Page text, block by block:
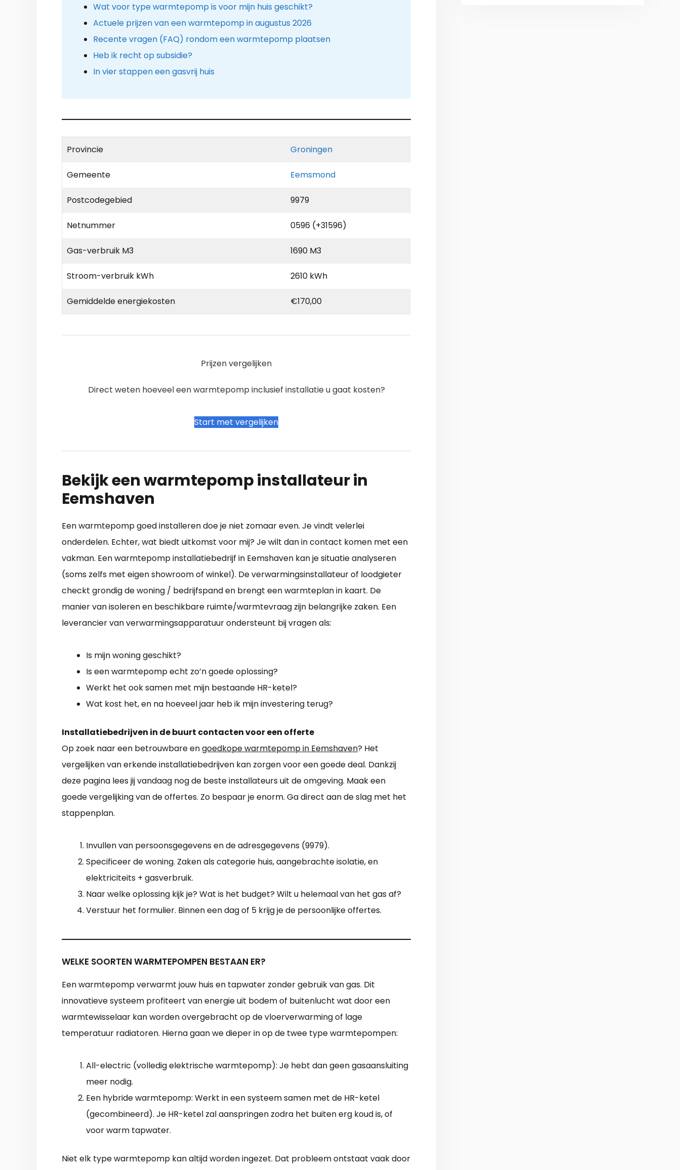
Wat voor type warmtepomp is voor mijn huis geschikt?
Actuele prijzen van een warmtepomp in augustus 2026
Recente vragen (FAQ) rondom een warmtepomp plaatsen
Heb ik recht op subsidie?
In vier stappen een gasvrij huis
Provincie Groningen
Gemeente Eemsmond
Postcodegebied 9979
Netnummer 0596 (+31596)
Gas-verbruik M3 1690 M3
Stroom-verbruik kWh 2610 kWh
Gemiddelde energiekosten €170,00
Prijzen vergelijken
Direct weten hoeveel een warmtepomp inclusief installatie u gaat kosten?
Start met vergelijken
Bekijk een warmtepomp installateur in
Eemshaven
Een warmtepomp goed installeren doe je niet zomaar even. Je vindt velerlei
onderdelen. Echter, wat biedt uitkomst voor mij? Je wilt dan in contact komen met een
vakman. Een warmtepomp installatiebedrijf in Eemshaven kan je situatie analyseren
(soms zelfs met eigen showroom of winkel). De verwarmingsinstallateur of loodgieter
checkt grondig de woning / bedrijfspand en brengt een warmteplan in kaart. De
manier van isoleren en beschikbare ruimte/warmtevraag zijn belangrijke zaken. Een
leverancier van verwarmingsapparatuur ondersteunt bij vragen als:
Is mijn woning geschikt?
Is een warmtepomp echt zo’n goede oplossing?
Werkt het ook samen met mijn bestaande HR-ketel?
Wat kost het, en na hoeveel jaar heb ik mijn investering terug?
Installatiebedrijven in de buurt contacten voor een offerte
Op zoek naar een betrouwbare engoedkope warmtepomp in Eemshaven? Het
vergelijken van erkende installatiebedrijven kan zorgen voor een goede deal. Dankzij
deze pagina lees jij vandaag nog de beste installateurs uit de omgeving. Maak een
goede vergelijking van de offertes. Zo bespaar je enorm. Ga direct aan de slag met het
stappenplan.
Invullen van persoonsgegevens en de adresgegevens (9979).
Specificeer de woning. Zaken als categorie huis, aangebrachte isolatie, en
elektriciteits + gasverbruik.
Naar welke oplossing kijk je? Wat is het budget? Wilt u helemaal van het gas af?
Verstuur het formulier. Binnen een dag of 5 krijg je de persoonlijke offertes.
WELKE SOORTEN WARMTEPOMPEN BESTAAN ER?
Een warmtepomp verwarmt jouw huis en tapwater zonder gebruik van gas. Dit
innovatieve systeem profiteert van energie uit bodem of buitenlucht wat door een
warmtewisselaar kan worden overgebracht op de vloerverwarming of lage
temperatuur radiatoren. Hierna gaan we dieper in op de twee type warmtepompen:
All-electric (volledig elektrische warmtepomp): Je hebt dan geen gasaansluiting
meer nodig.
Een hybride warmtepomp: Werkt in een systeem samen met de HR-ketel
(gecombineerd). Je HR-ketel zal aanspringen zodra het buiten erg koud is, of
voor warm tapwater.
Niet elk type warmtepomp kan altijd worden ingezet. Dat probleem ontstaat vaak door